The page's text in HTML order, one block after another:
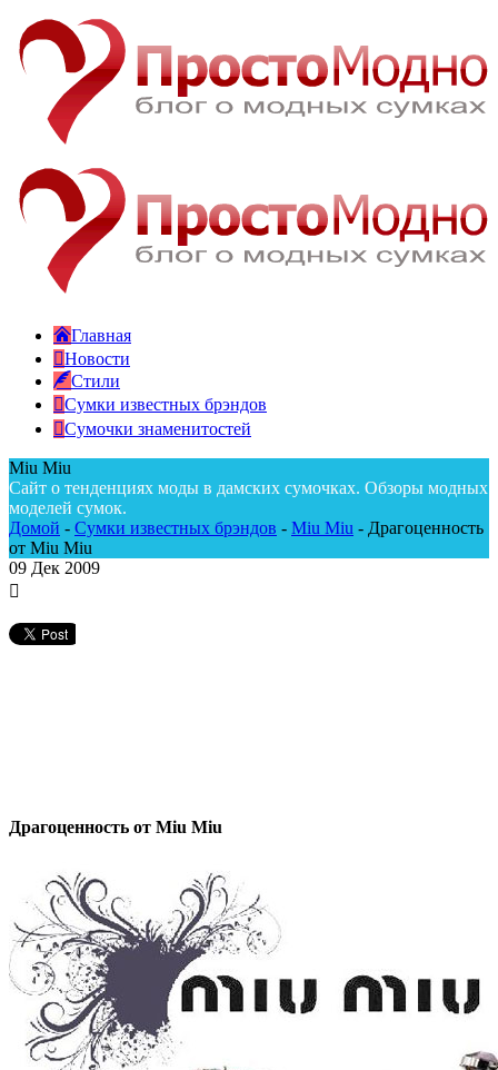
Главная
Новости
Стили
Сумки известных брэндов
Сумочки знаменитостей
Miu Miu
Сайт о тенденциях моды в дамских сумочках. Обзоры модных
моделей сумок.
Домой - Сумки известных брэндов - Miu Miu - Драгоценность
от Miu Miu
09 Дек 2009
Драгоценность от Miu Miu